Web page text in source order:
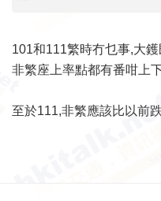
101和111繁時冇乜事,大
非繁座上率點都有番咁上
至於111,非繁應該比以前